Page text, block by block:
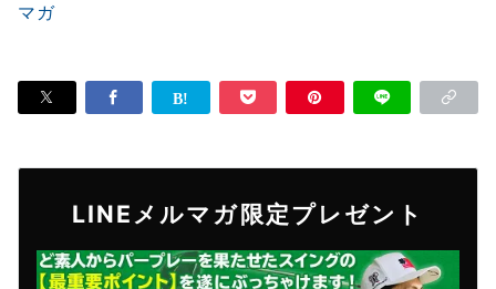
マガ
LINEメルマガ限定プレゼント